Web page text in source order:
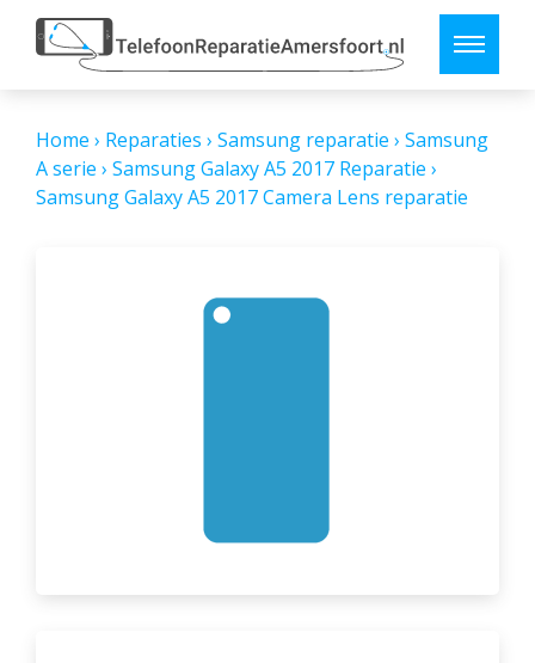
Home › Reparaties › Samsung reparatie › Samsung
A serie › Samsung Galaxy A5 2017 Reparatie ›
Samsung Galaxy A5 2017 Camera Lens reparatie